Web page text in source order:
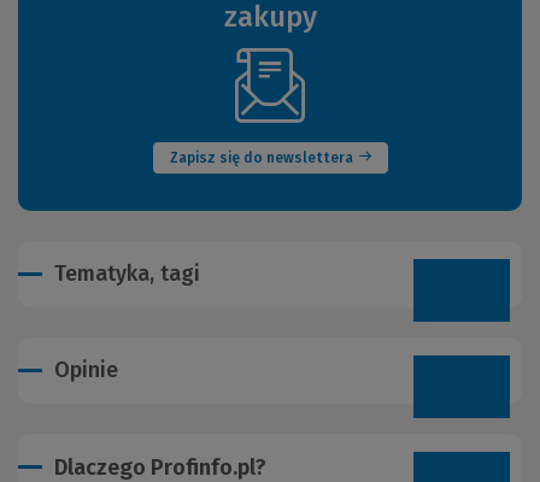
zakupy
Zapisz się do newslettera
(Nowe
okno)
Tematyka, tagi
Opinie
Dlaczego Profinfo.pl?